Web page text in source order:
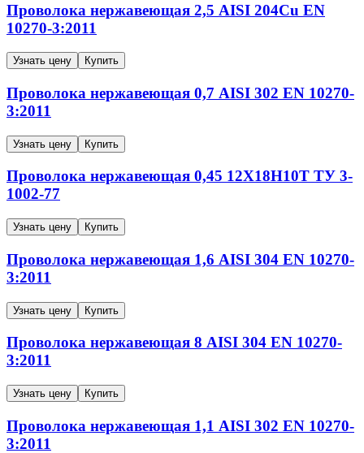
Проволока нержавеющая 2,5 AISI 204Cu EN
10270-3:2011
Узнать цену Купить
Проволока нержавеющая 0,7 AISI 302 EN 10270-
3:2011
Узнать цену Купить
Проволока нержавеющая 0,45 12Х18Н10Т ТУ 3-
1002-77
Узнать цену Купить
Проволока нержавеющая 1,6 AISI 304 EN 10270-
3:2011
Узнать цену Купить
Проволока нержавеющая 8 AISI 304 EN 10270-
3:2011
Узнать цену Купить
Проволока нержавеющая 1,1 AISI 302 EN 10270-
3:2011